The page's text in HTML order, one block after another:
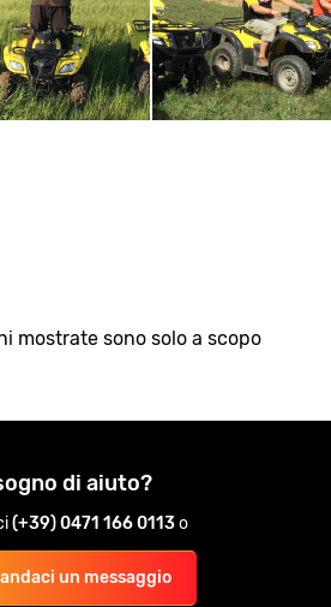
mostrate sono solo a scopo
di aiuto?
(+39) 0471 166 0113o
un messaggio